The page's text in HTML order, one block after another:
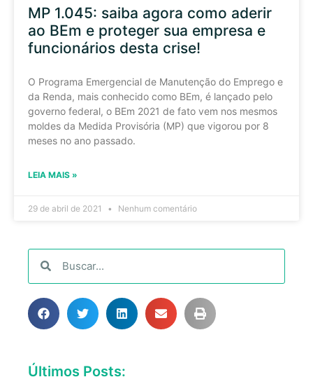
MP 1.045: saiba agora como aderir
ao BEm e proteger sua empresa e
funcionários desta crise!
O Programa Emergencial de Manutenção do Emprego e
da Renda, mais conhecido como BEm, é lançado pelo
governo federal, o BEm 2021 de fato vem nos mesmos
moldes da Medida Provisória (MP) que vigorou por 8
meses no ano passado.
LEIA MAIS »
29 de abril de 2021 Nenhum comentário
Últimos Posts: